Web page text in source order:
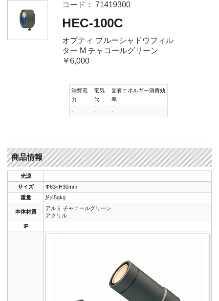
コード： 71419300
HEC-100C
オプティ ブルーシャドウフィル
ター M チャコールグリーン
￥6,000
消費電
力
電気
代
固有エネルギー消費効
率
-
- -
商品情報
光源
サイズ
Φ63×H30mm
重量
約45gkg
本体材質
アルミ チャコールグリーン
アクリル
IP